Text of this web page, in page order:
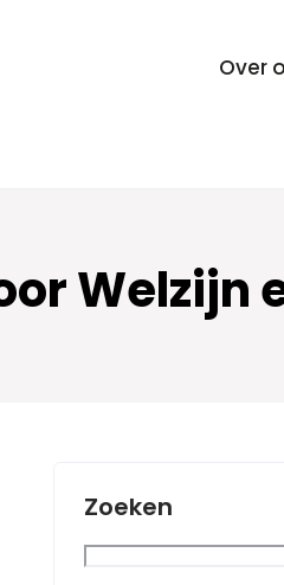
Over
Welzijn
Zoeken